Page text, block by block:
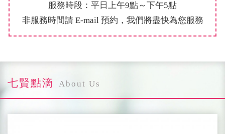
服務時段：平日上午9點～下午5點
非服務時間請 E-mail 預約，我們將盡快為您服務
七賢點滴 About Us